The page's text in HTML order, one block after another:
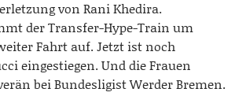
von Rani Khedira.
der Transfer-Hype-Train um
Fahrt auf. Jetzt ist noch
eingestiegen. Und die Frauen
bei Bundesligist Werder Bremen.